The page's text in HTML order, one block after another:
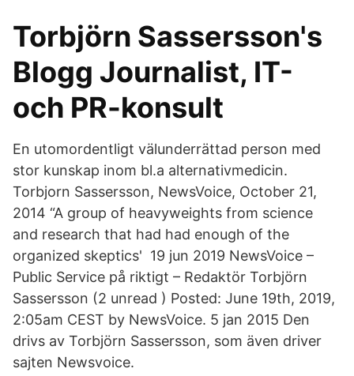
Torbjörn Sassersson's
Blogg Journalist, IT-
och PR-konsult
En utomordentligt välunderrättad person med
stor kunskap inom bl.a alternativmedicin.
Torbjorn Sassersson, NewsVoice, October 21,
2014 “A group of heavyweights from science
and research that had had enough of the
organized skeptics' 19 jun 2019 NewsVoice –
Public Service på riktigt – Redaktör Torbjörn
Sassersson (2 unread ) Posted: June 19th, 2019,
2:05am CEST by NewsVoice. 5 jan 2015 Den
drivs av Torbjörn Sassersson, som även driver
sajten Newsvoice.